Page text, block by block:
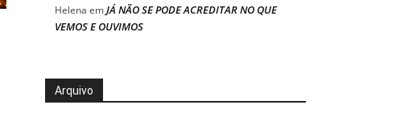
Helena emJÁ NÃO SE PODE ACREDITAR NO QUE
VEMOS E OUVIMOS
Arquivo